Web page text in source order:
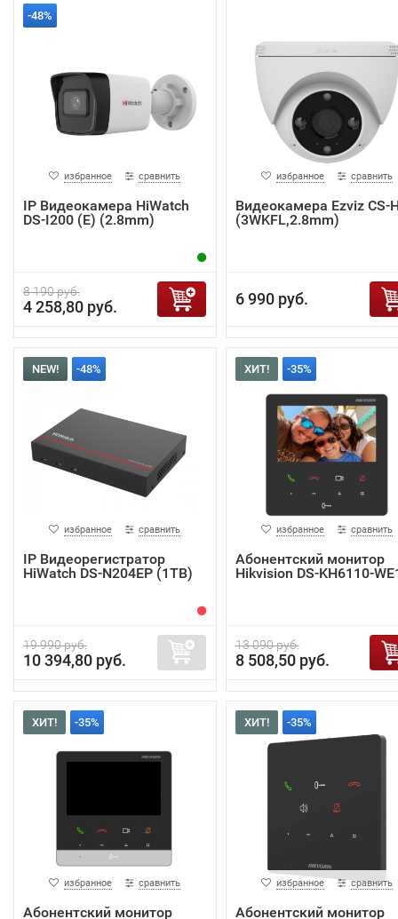
-48%
избранное сравнить
IP Видеокамера HiWatch
DS-I200 (E) (2.8mm)
8 190 руб.
4 258,80 руб.
избранное сравнить
Видеокамера Ezviz CS-
(3WKFL,2.8mm)
6 990 руб.
NEW! -48%
избранное сравнить
IP Видеорегистратор
HiWatch DS-N204EP (1TB)
19 990 руб.
10 394,80 руб.
ХИТ! -35%
избранное сравнить
Абонентский монитор
Hikvision DS-KH6110-
13 090 руб.
8 508,50 руб.
ХИТ! -35%
избранное сравнить
Абонентский монитор
ХИТ! -35%
избранное сравнить
Абонентский монитор